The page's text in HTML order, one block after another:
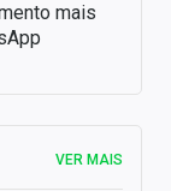
mais
VER MAIS